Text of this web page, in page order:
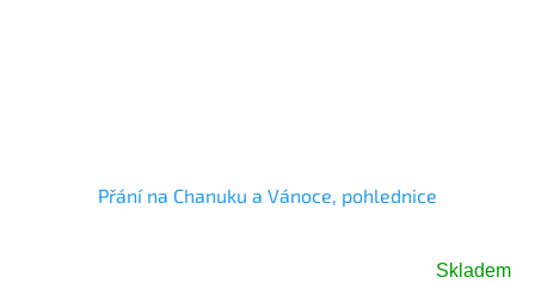
Přání na Chanuku a Vánoce, pohlednice
Skladem